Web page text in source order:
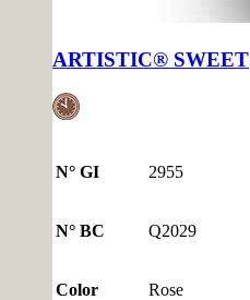
ARTISTIC® SWEET
N° GI 2955
N° BC Q2029
Color Rose